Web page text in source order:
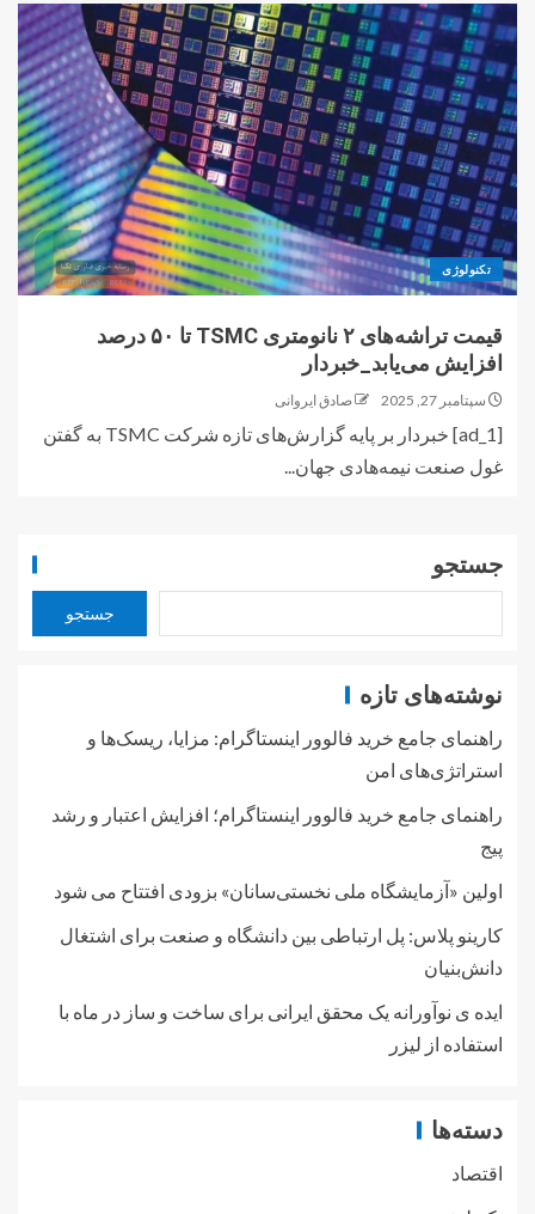
تکنولوژی
قیمت تراشه‌های ۲ نانومتری TSMC تا ۵۰ درصد
افزایش می‌یابد_خبردار
سپتامبر 27, 2025 صادق ایروانی
[ad_1] خبردار بر پایه گزارش‌های تازه شرکت TSMC به گفتن
غول صنعت نیمه‌هادی جهان...
جستجو
جستجو
نوشته‌های تازه
راهنمای جامع خرید فالوور اینستاگرام: مزایا، ریسک‌ها و
استراتژی‌های امن
راهنمای جامع خرید فالوور اینستاگرام؛ افزایش اعتبار و رشد
پیج
اولین «آزمایشگاه ملی نخستی‌سانان» بزودی افتتاح می شود
کارینو پلاس: پل ارتباطی بین دانشگاه و صنعت برای اشتغال
دانش‌بنیان
ایده ی نوآورانه یک محقق ایرانی برای ساخت و ساز در ماه با
استفاده از لیزر
دسته‌ها
اقتصاد